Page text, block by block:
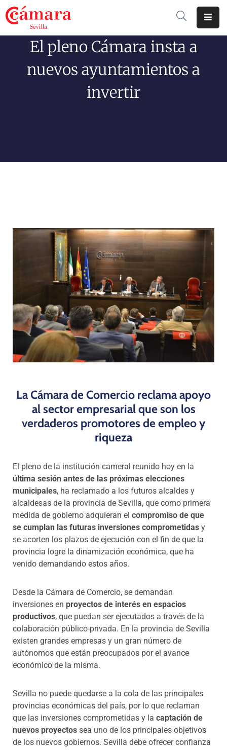
Cámara
Comercio
Programas
El pleno Cámara insta a
nuevos ayuntamientos a
invertir
La Cámara de Comercio reclama apoyo
al sector empresarial que son los
verdaderos promotores de empleo y
riqueza
El pleno de la institución cameral reunido hoy en la
última sesión antes de las próximas elecciones
municipales, ha reclamado a los futuros alcaldes y
alcaldesas de la provincia de Sevilla, que como primera
medida de gobierno adquieran el compromiso de que
se cumplan las futuras inversiones comprometidas y
se acorten los plazos de ejecución con el fin de que la
provincia logre la dinamización económica, que ha
venido demandando estos años.
Desde la Cámara de Comercio, se demandan
inversiones en proyectos de interés en espacios
productivos, que puedan ser ejecutados a través de la
colaboración público-privada. En la provincia de Sevilla
existen grandes empresas y un gran número de
autónomos que están preocupados por el avance
económico de la misma.
Sevilla no puede quedarse a la cola de las principales
provincias económicas del país, por lo que reclaman
que las inversiones comprometidas y la captación de
nuevos proyectos sea uno de los principales objetivos
de los nuevos gobiernos. Sevilla debe ofrecer confianza